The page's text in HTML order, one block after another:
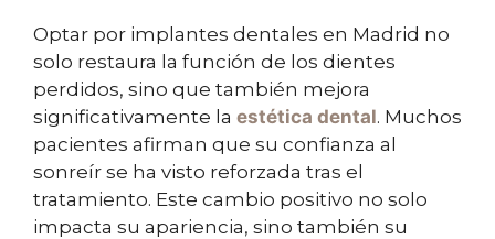
Optar por implantes dentales en Madrid no
solo restaura la función de los dientes
perdidos, sino que también mejora
significativamente la estética dental. Muchos
pacientes afirman que su confianza al
sonreír se ha visto reforzada tras el
tratamiento. Este cambio positivo no solo
impacta su apariencia, sino también su